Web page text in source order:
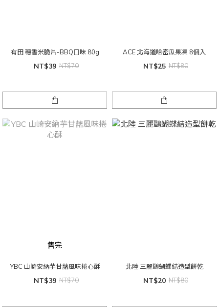
有田 穗香米脆片-BBQ口味 80g
NT$39 NT$70
ACE 北海道哈密瓜果凍 8個入
NT$25 NT$80
售完
YBC 山崎安納芋甘藷風味捲心酥
NT$39 NT$70
北陸 三麗鷗蝴蝶結造型餅乾
NT$20 NT$80